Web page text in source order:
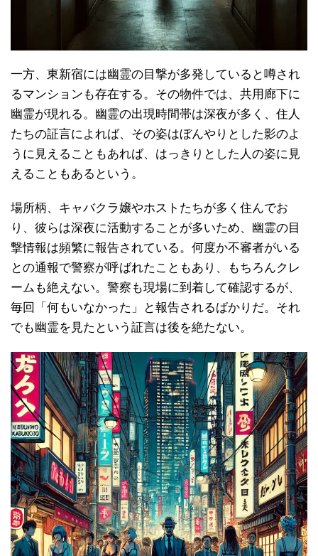
一方、東新宿には幽霊の目撃が多発していると噂され
るマンションも存在する。その物件では、共用廊下に
幽霊が現れる。幽霊の出現時間帯は深夜が多く、住人
たちの証言によれば、その姿はぼんやりとした影のよ
うに見えることもあれば、はっきりとした人の姿に見
えることもあるという。
場所柄、キャバクラ嬢やホストたちが多く住んでお
り、彼らは深夜に活動することが多いため、幽霊の目
撃情報は頻繁に報告されている。何度か不審者がいる
との通報で警察が呼ばれたこともあり、もちろんクレ
ームも絶えない。警察も現場に到着して確認するが、
毎回「何もいなかった」と報告されるばかりだ。それ
でも幽霊を見たという証言は後を絶たない。